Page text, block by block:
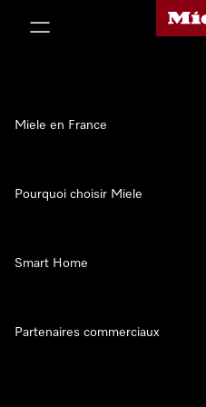
Page
Miele en France
Pourquoi choisir Miele
Smart Home
Partenaires commerciaux